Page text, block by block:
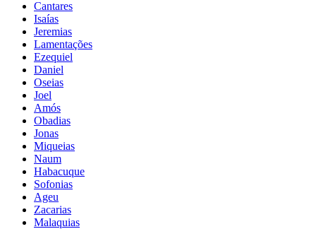
Cantares
Isaías
Jeremias
Lamentações
Ezequiel
Daniel
Oseias
Joel
Amós
Obadias
Jonas
Miqueias
Naum
Habacuque
Sofonias
Ageu
Zacarias
Malaquias